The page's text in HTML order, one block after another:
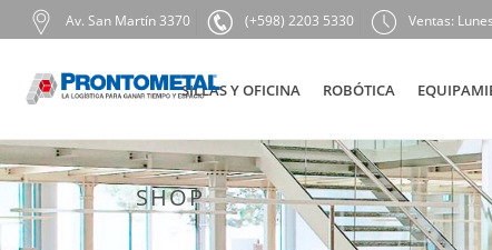
Av. San Martín 3370 (+598) 2203 5330 Ventas:
SILLAS Y OFICINA ROBÓTICA
SHOP